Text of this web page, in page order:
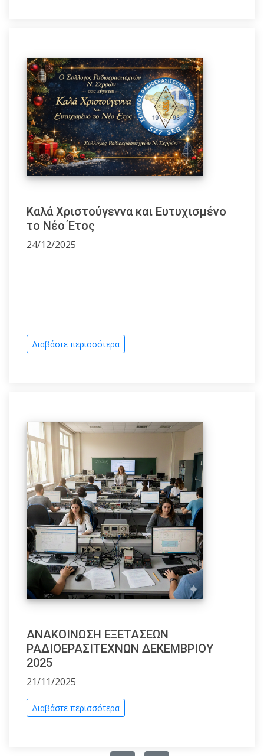
Καλά Χριστούγεννα και Ευτυχισμένο
το Νέο Έτος
24/12/2025
Διαβάστε περισσότερα
ΑΝΑΚΟΙΝΩΣΗ ΕΞΕΤΑΣΕΩΝ
ΡΑΔΙΟΕΡΑΣΙΤΕΧΝΩΝ ΔΕΚΕΜΒΡΙΟΥ
2025
21/11/2025
Διαβάστε περισσότερα